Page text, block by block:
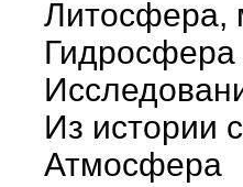
Литосфера,
Гидросфера
Из истории
Атмосфера